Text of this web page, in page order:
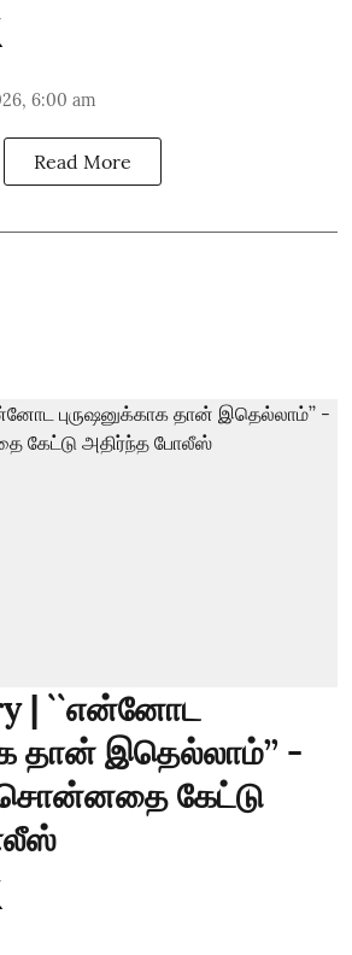
6:00 am
Read More
| ``என்னோட
தான் இதெல்லாம்’’ -
கேட்டு